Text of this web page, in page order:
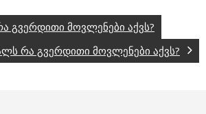
გვერდითი მოვლენები აქვს?
რა გვერდითი მოვლენები აქვს?